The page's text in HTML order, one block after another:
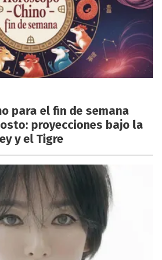
para el fin de semana
proyecciones bajo la
y el Tigre